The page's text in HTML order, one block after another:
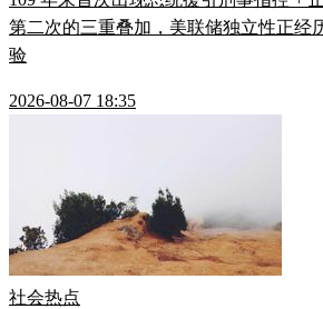
第二次的三重叠加，美联储独立性正经
验
2026-08-07 18:35
社会热点